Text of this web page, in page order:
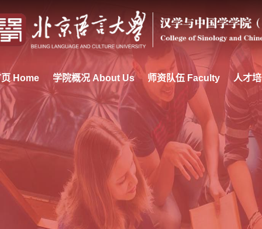
Home 学院概况 About Us 师资队伍 Faculty 人才